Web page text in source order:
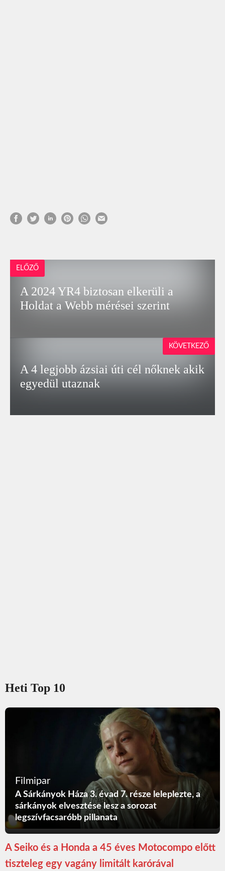
ELŐZŐ
A 2024 YR4 biztosan elkerüli a
Holdat a Webb mérései szerint
A 4 legjobb ázsiai úti cél nőknek akik
egyedül utaznak
KÖVETKEZŐ
Heti Top 10
Filmipar
A Sárkányok Háza 3. évad 7. része leleplezte, a
sárkányok elvesztése lesz a sorozat
legszívfacsaróbb pillanata
A Seiko és a Honda a 45 éves Motocompo előtt
tiszteleg egy vagány limitált karórával